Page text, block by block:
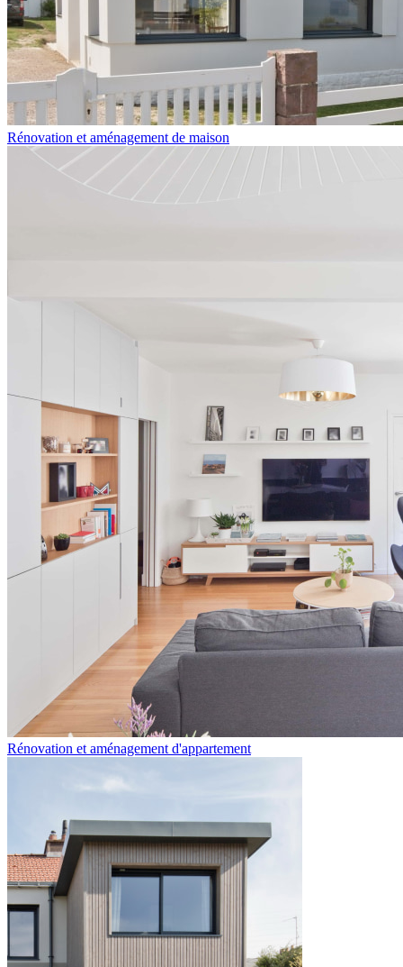
Rénovation et aménagement de maison
Rénovation et aménagement d'appartement